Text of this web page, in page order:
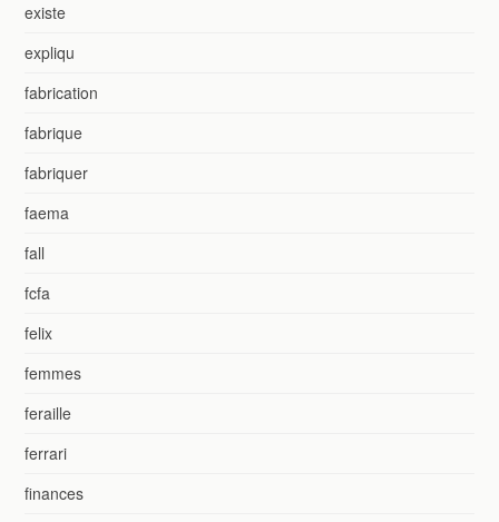
existe
expliqu
fabrication
fabrique
fabriquer
faema
fall
fcfa
felix
femmes
feraille
ferrari
finances